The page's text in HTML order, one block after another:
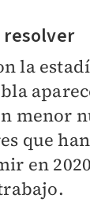
la
menor
que han
en 2020